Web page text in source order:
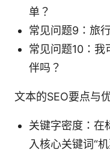
单？
常见问题9：旅
常见问题10：我
伴吗？
文本的SEO要点与
关键字密度：在
入核心关键词“